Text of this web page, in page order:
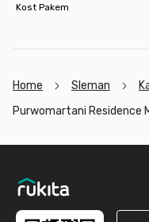
Kost Pakem
Home Sleman
Purwomartani Residence